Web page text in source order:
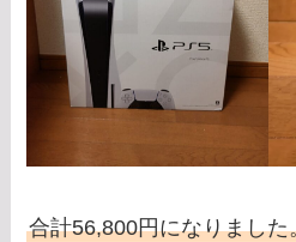
合計56,800円になりました